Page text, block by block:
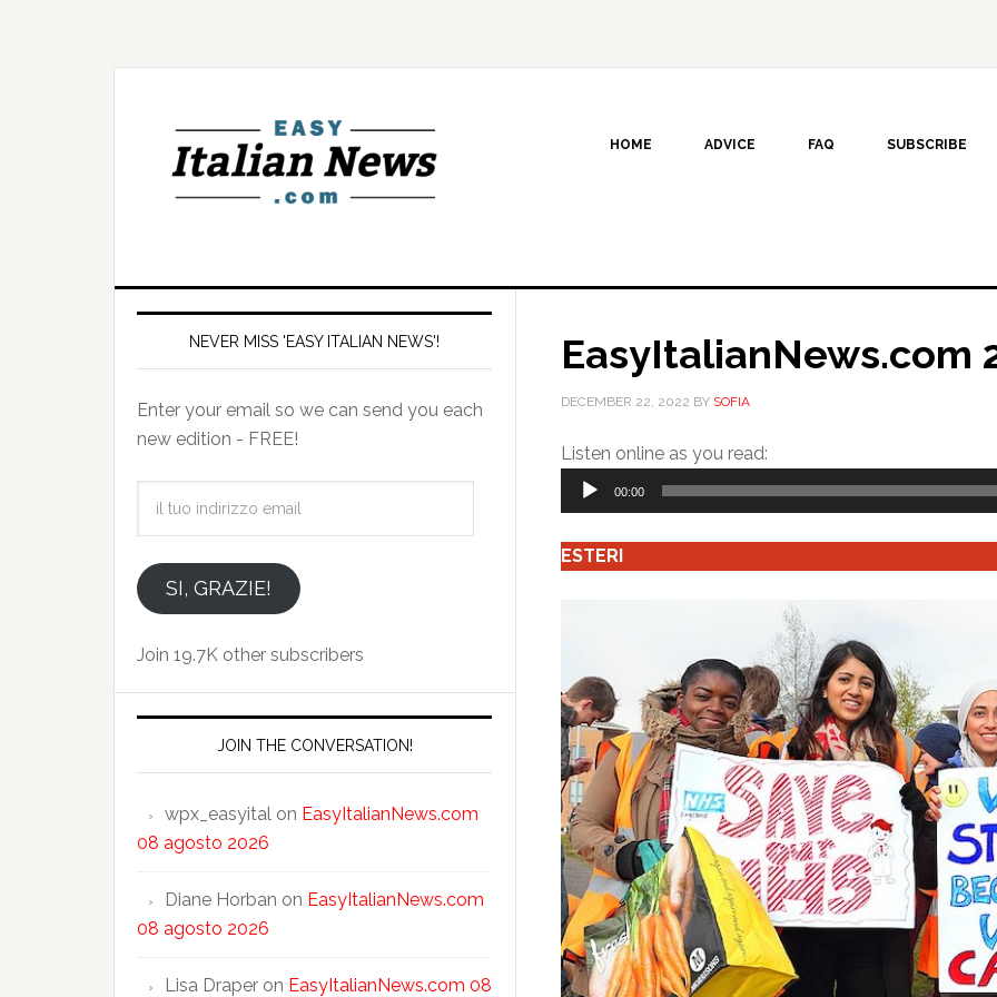
HOME ADVICE FAQ SUBSCRIBE
EasyItalianNews.com
DECEMBER 22, 2022 BY SOFIA
Listen online as you read:
Player
00:00
ESTERI
NEVER MISS 'EASY ITALIAN NEWS'!
Enter your email so we can send you each
new edition - FREE!
emailSI, GRAZIE!
Join 19.7K other subscribers
JOIN THE CONVERSATION!
wpx_easyital on EasyItalianNews.com
08 agosto 2026
Diane Horban on EasyItalianNews.com
08 agosto 2026
Lisa Draper on EasyItalianNews.com 08